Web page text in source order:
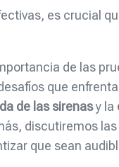
es crucial
de las
que
de las sirenasy la
discutiremos
que sean